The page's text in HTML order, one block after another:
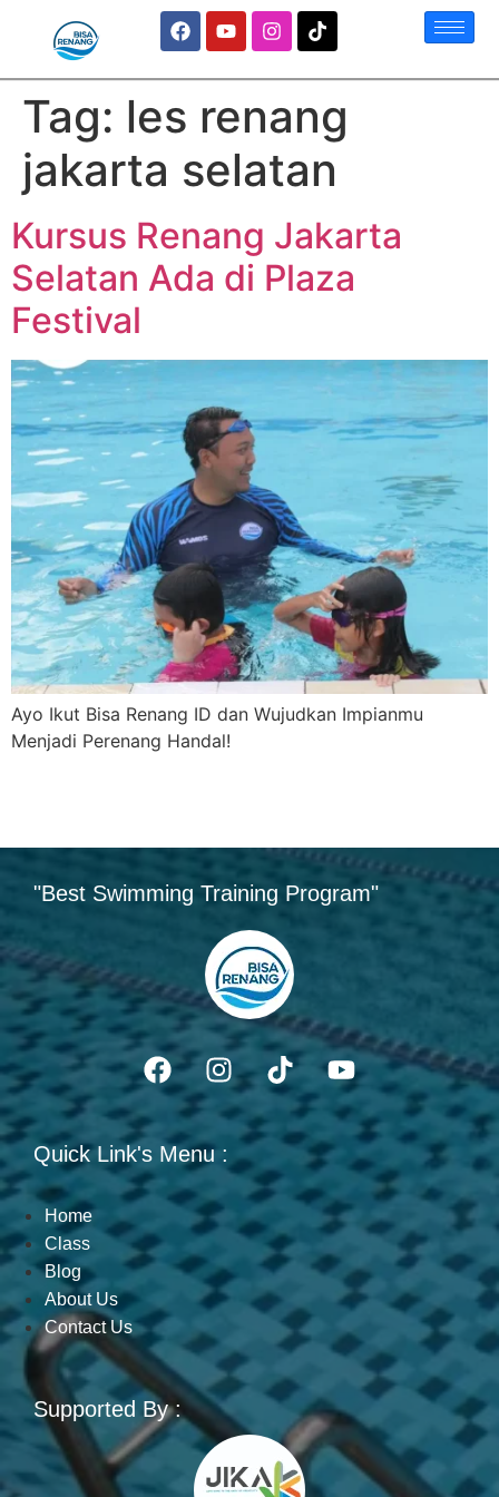
Tag: les renang
jakarta selatan
Kursus Renang Jakarta
Selatan Ada di Plaza
Festival
Ayo Ikut Bisa Renang ID dan Wujudkan Impianmu
Menjadi Perenang Handal!
"Best Swimming Training Program"
Quick Link's Menu :
Home
Class
Blog
About Us
Contact Us
Supported By :